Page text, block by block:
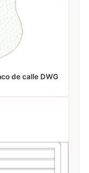
de calle DWG